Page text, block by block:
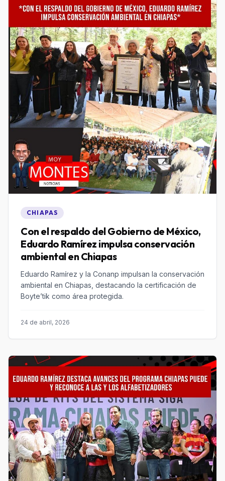
CHIAPAS
Con el respaldo del Gobierno de México,
Eduardo Ramírez impulsa conservación
ambiental en Chiapas
Eduardo Ramírez y la Conanp impulsan la conservación
ambiental en Chiapas, destacando la certificación de
Boyte’tik como área protegida.
24 de abril, 2026